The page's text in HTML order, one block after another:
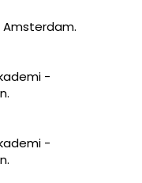
Amsterdam.
-
-